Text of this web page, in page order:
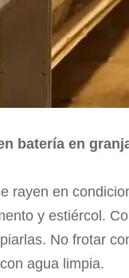
batería en
rayen en
y estiércol.
No frotar
agua limpia.